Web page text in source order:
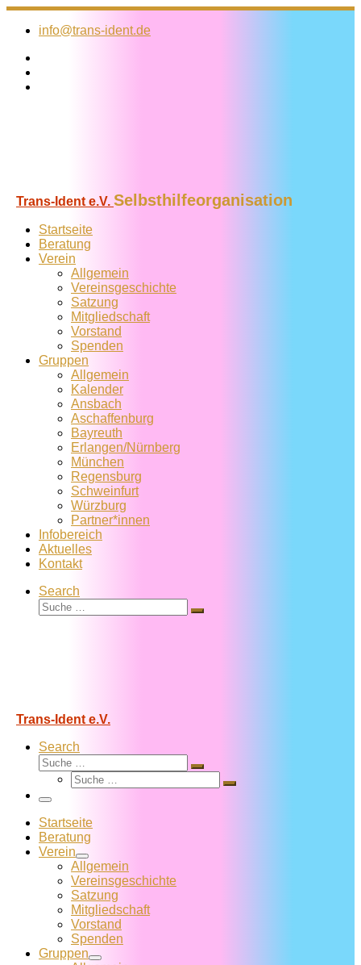
Zum
Inhalt
info@trans-ident.de
Trans-Ident e.V. Selbsthilfeorganisation
Startseite
Beratung
Verein
Allgemein
Vereins­geschichte
Satzung
Mitglied­schaft
Vorstand
Spenden
Gruppen
Allgemein
Kalender
Ansbach
Aschaffenburg
Bayreuth
Erlangen/Nürnberg
München
Regensburg
Schweinfurt
Würzburg
Partner*innen
Infobereich
Aktuelles
Kontakt
Search
Suche
Suche
Trans-Ident e.V.
Search
Suche
Suche
Suche
Suche
Menü
Startseite
Beratung
Verein
Allgemein
Vereins­geschichte
Satzung
Mitglied­schaft
Vorstand
Spenden
Gruppen